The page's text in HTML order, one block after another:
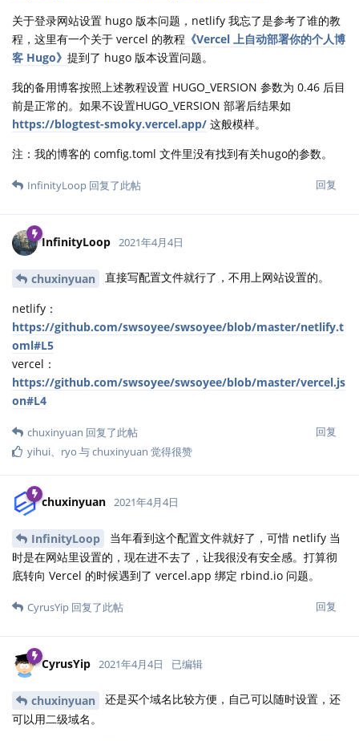
关于登录网站设置 hugo 版本问题，netlify 我忘了是参考了谁的教
程，这里有一个关于 vercel 的教程 《Vercel 上自动部署你的个人博
客 Hugo》 提到了 hugo 版本设置问题。
我的备用博客按照上述教程设置 HUGO_VERSION 参数为 0.46 后目
前是正常的。如果不设置HUGO_VERSION 部署后结果如
https://blogtest-smoky.vercel.app/ 这般模样。
注：我的博客的 comfig.toml 文件里没有找到有关hugo的参数。
回复
InfinityLoop 回复了此帖
InfinityLoop 2021年4月4日
chuxinyuan 直接写配置文件就行了，不用上网站设置的。
netlify：
https://github.com/swsoyee/swsoyee/blob/master/netlify.t
oml#L5
vercel：
https://github.com/swsoyee/swsoyee/blob/master/vercel.js
on#L4
回复
chuxinyuan 回复了此帖
yihui、 ryo 与chuxinyuan 觉得很赞
chuxinyuan 2021年4月4日
InfinityLoop
当年看到这个配置文件就好了，可惜 netlify 当
时是在网站里设置的，现在进不去了，让我很没有安全感。打算彻
底转向 Vercel 的时候遇到了 vercel.app 绑定 rbind.io 问题。
回复
CyrusYip 回复了此帖
CyrusYip 2021年4月4日 已编辑
chuxinyuan
还是买个域名比较方便，自己可以随时设置，还
可以用二级域名。